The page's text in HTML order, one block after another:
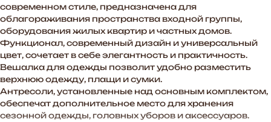
современном стиле, предназначена для
облагораживания пространства входной группы,
оборудования жилых квартир и частных домов.
Функционал, современный дизайн и универсальный
цвет, сочетает в себе элегантность и практичность.
Вешалка для одежды позволит удобно разместить
верхнюю одежду, плащи и сумки.
Антресоли, установленные над основным комплектом,
обеспечат дополнительное место для хранения
сезонной одежды, головных уборов и аксессуаров.